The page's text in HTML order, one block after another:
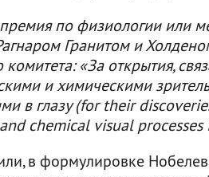
по физиологии или
Гранитом и
комитета: «За открытия,
и химическими
в глазу (for their
chemical visual processes
в формулировке